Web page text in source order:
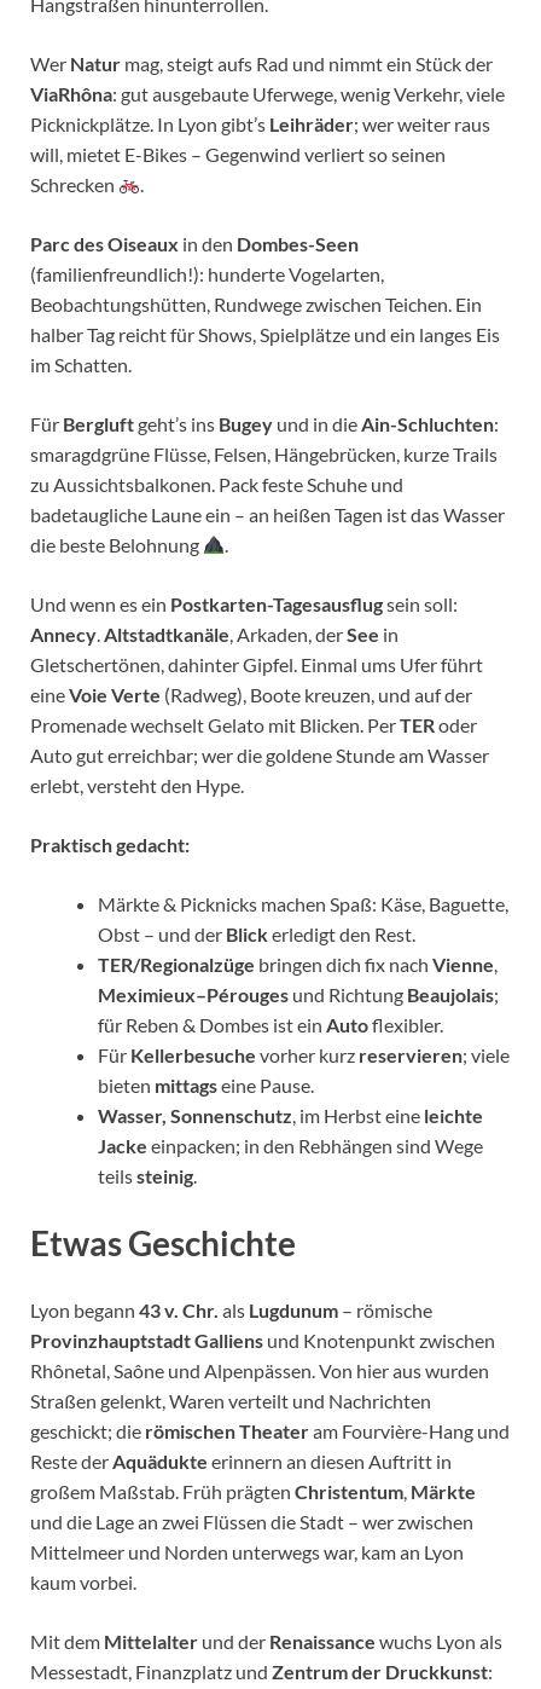
Wer Natur mag, steigt aufs Rad und nimmt ein Stück der
ViaRhôna: gut ausgebaute Uferwege, wenig Verkehr, viele
Picknickplätze. In Lyon gibt’s Leihräder; wer weiter raus
will, mietet E-Bikes – Gegenwind verliert so seinen
Schrecken
Parc des Oiseaux in den Dombes-Seen
(familienfreundlich!): hunderte Vogelarten,
Beobachtungshütten, Rundwege zwischen Teichen. Ein
halber Tag reicht für Shows, Spielplätze und ein langes Eis
im Schatten.
Für Bergluftgeht’s ins Bugey und in die Ain-Schluchten:
smaragdgrüne Flüsse, Felsen, Hängebrücken, kurze Trails
zu Aussichtsbalkonen. Pack feste Schuhe und
badetaugliche Laune ein – an heißen Tagen ist das Wasser
die beste Belohnung
Und wenn es ein Postkarten-Tagesausflugsein soll:
Annecy Altstadtkanäle , Arkaden, derSee in
Gletschertönen, dahinter Gipfel. Einmal ums Ufer führt
eineVoie Verte (Radweg), Boote kreuzen, und auf der
Promenade wechselt Gelato mit Blicken. PerTERoder
Auto gut erreichbar; wer die goldene Stunde am Wasser
erlebt, versteht den Hype.
Praktisch gedacht:
Märkte & Picknicks machen Spaß: Käse, Baguette,
Obst – und der Blickerledigt den Rest.
TER/Regionalzüge bringen dich fix nach Vienne
Meximieux–Pérouges und Richtung Beaujolais;
für Reben & Dombes ist ein Autoflexibler.
Für Kellerbesuche vorher kurz reservieren; viele
bieten mittagseine Pause.
Wasser, Sonnenschutz , im Herbst eine leichte
Jacke einpacken; in den Rebhängen sind Wege
teilssteinig
Etwas Geschichte
Lyon begann 43 v. Chr. als Lugdunum – römische
Provinzhauptstadt Galliens und Knotenpunkt zwischen
Rhônetal, Saône und Alpenpässen. Von hier aus wurden
Straßen gelenkt, Waren verteilt und Nachrichten
geschickt; die römischen Theateram Fourvière-Hang und
Reste derAquädukte erinnern an diesen Auftritt in
großem Maßstab. Früh prägten Christentum, Märkte
und die Lage an zwei Flüssen die Stadt – wer zwischen
Mittelmeer und Norden unterwegs war, kam an Lyon
kaum vorbei.
Mit dem Mittelalter und der Renaissance wuchs Lyon als
Messestadt, Finanzplatz und Zentrum der Druckkunst: